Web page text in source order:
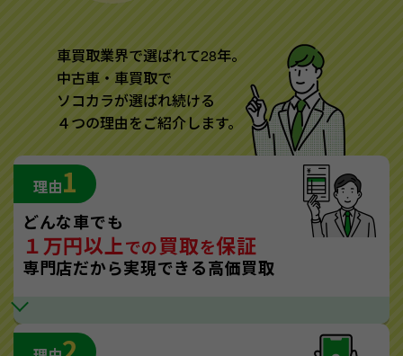
車買取業界で選ばれて28年。
中古車・車買取で
ソコカラが選ばれ続ける
４つの理由をご紹介します。
理由1
どんな車でも
１万円以上での買取を保証
専門店だから実現できる高価買取